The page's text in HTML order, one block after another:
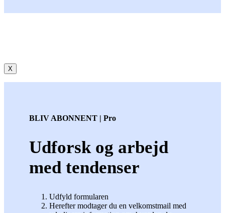
X
BLIV ABONNENT | Pro
Udforsk og arbejd
med tendenser
Udfyld formularen
Herefter modtager du en velkomstmail med